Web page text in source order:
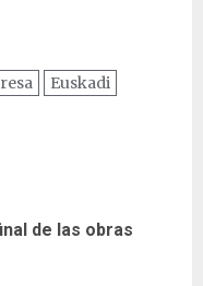
Euskadi
de las obras